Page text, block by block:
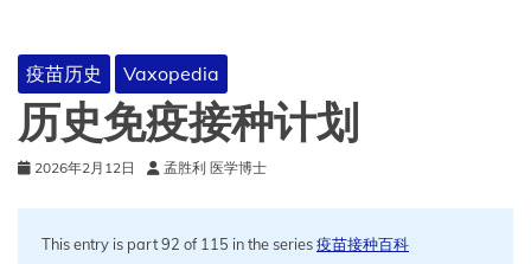
种
武
器
化
疫苗历史 Vaxopedia
历史免疫接种计划
2026年2月12日 孟胜利 医学博士
This entry is part 92 of 115 in the series疫苗接种百科